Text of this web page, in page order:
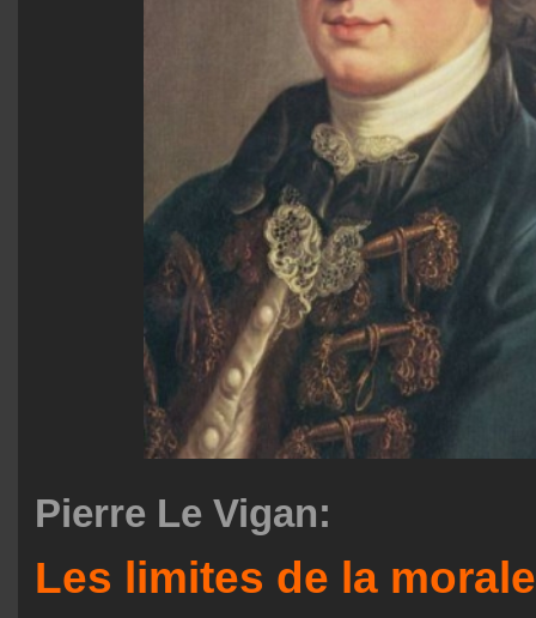
Pierre Le Vigan:
Les limites de la